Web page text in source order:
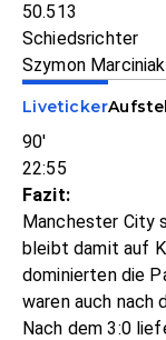
50.513
Schiedsrichter
Szymon Marciniak
Liveticker
90'
22:55
Fazit:
Manchester City
bleibt damit auf
dominierten die
waren auch nach
Nach dem 3:0